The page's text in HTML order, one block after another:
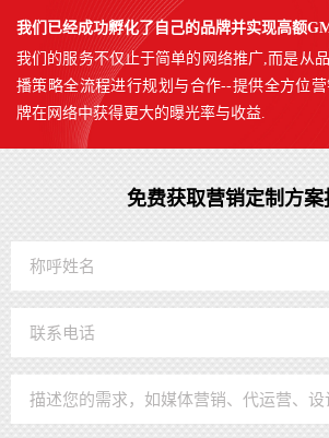
我们已经成功孵化了自己的品牌并实现高额
我们的服务不仅止于简单的网络推广,而是从
播策略全流程进行规划与合作--提供全方位
牌在网络中获得更大的曝光率与收益.
免费获取营销定制方案